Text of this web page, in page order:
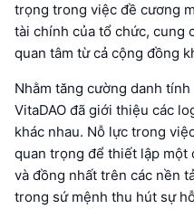
trọng trong việc đề cương
tài chính của tổ chức, cung
quan tâm từ cả cộng đồng
Nhằm tăng cường danh
VitaDAO đã giới thiệu các
khác nhau. Nỗ lực trong
quan trọng để thiết lập một
và đồng nhất trên các nền
trong sứ mệnh thu hút sự